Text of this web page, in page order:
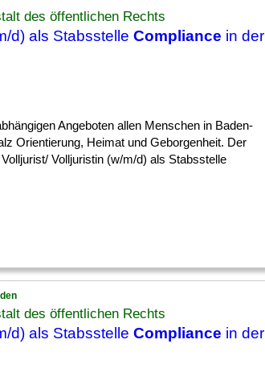
des öffentlichen Rechts
d) als Stabsstelle Compliance in der
Angeboten allen Menschen in Baden-
Orientierung, Heimat und Geborgenheit. Der
Volljuristin (w/m/d) als Stabsstelle
des öffentlichen Rechts
d) als Stabsstelle Compliance in der